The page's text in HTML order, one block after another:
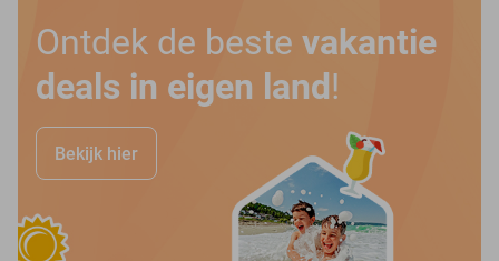
Ontdek de beste vakantie
deals in eigen land !
Bekijk hier